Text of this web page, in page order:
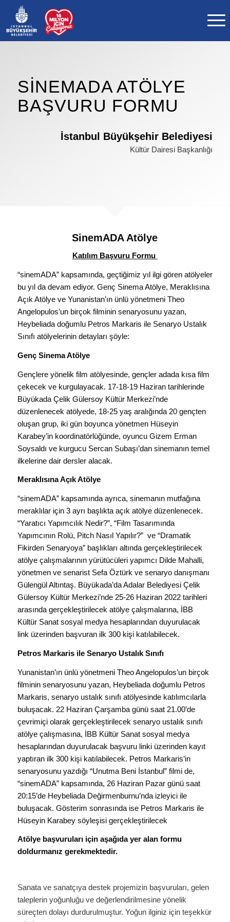
SINEMADA ATÖLYE
BAŞVURU FORMU
İstanbul Büyükşehir Belediyesi
Kültür Dairesi Başkanlığı
SinemADA Atölye
Katılım Başvuru Formu
“sinemADA” kapsamında, geçtiğimiz yıl ilgi gören atölyeler
bu yıl da devam ediyor. Genç Sinema Atölye, Meraklısına
Açık Atölye ve Yunanistan’ın ünlü yönetmeni Theo
Angelopulos’un birçok filminin senaryosunu yazan,
Heybeliada doğumlu Petros Markaris ile Senaryo Ustalık
Sınıfı atölyelerinin detayları şöyle:
Genç Sinema Atölye
Gençlere yönelik film atölyesinde, gençler adada kısa film
çekecek ve kurgulayacak. 17-18-19 Haziran tarihlerinde
Büyükada Çelik Gülersoy Kültür Merkezi’nde
düzenlenecek atölyede, 18-25 yaş aralığında 20 gençten
oluşan grup, iki gün boyunca yönetmen Hüseyin
Karabey’in koordinatörlüğünde, oyuncu Gizem Erman
Soysaldı ve kurgucu Sercan Subaşı’dan sinemanın temel
ilkelerine dair dersler alacak.
Meraklısına Açık Atölye
“sinemADA” kapsamında ayrıca, sinemanın mutfağına
meraklılar için 3 ayrı başlıkta açık atölye düzenlenecek.
“Yaratıcı Yapımcılık Nedir?”, “Film Tasarımında
Yapımcının Rolü, Pitch Nasıl Yapılır?” ve “Dramatik
Fikirden Senaryoya” başlıkları altında gerçekleştirilecek
atölye çalışmalarının yürütücüleri yapımcı Dilde Mahalli,
yönetmen ve senarist Sefa Öztürk ve senaryo danışmanı
Gülengül Altıntaş. Büyükada’da Adalar Belediyesi Çelik
Gülersoy Kültür Merkezi’nde 25-26 Haziran 2022 tarihleri
arasında gerçekleştirilecek atölye çalışmalarına, İBB
Kültür Sanat sosyal medya hesaplarından duyurulacak
link üzerinden başvuran ilk 300 kişi katılabilecek.
Petros Markaris ile Senaryo Ustalık Sınıfı
Yunanistan’ın ünlü yönetmeni Theo Angelopulos’un birçok
filminin senaryosunu yazan, Heybeliada doğumlu Petros
Markaris, senaryo ustalık sınıfı atölyesinde katılımcılarla
buluşacak. 22 Haziran Çarşamba günü saat 21.00’de
çevrimiçi olarak gerçekleştirilecek senaryo ustalık sınıfı
atölye çalışmasına, İBB Kültür Sanat sosyal medya
hesaplarından duyurulacak başvuru linki üzerinden kayıt
yaptıran ilk 300 kişi katılabilecek. Petros Markaris’in
senaryosunu yazdığı “Unutma Beni İstanbul” filmi de,
“sinemADA” kapsamında, 26 Haziran Pazar günü saat
20:15’de Heybeliada Değirmenburnu’nda izleyici ile
buluşacak. Gösterim sonrasında ise Petros Markaris ile
Hüseyin Karabey söyleşisi gerçekleştirilecek
Atölye başvuruları için aşağıda yer alan formu
doldurmanız gerekmektedir.
Sanata ve sanatçıya destek projemizin başvuruları, gelen
taleplerin yoğunluğu ve değerlendirilmesine yönelik
süreçten dolayı durdurulmuştur. Yoğun ilginiz için teşekkür